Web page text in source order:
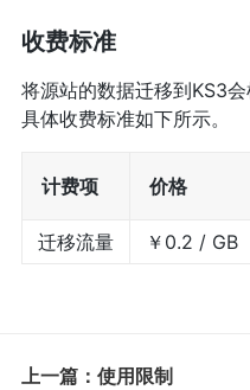
收费标准
将源站的数据迁移到KS3
具体收费标准如下所示。
计费项 价格
迁移流量 ￥0.2 / GB
上一篇：使用限制